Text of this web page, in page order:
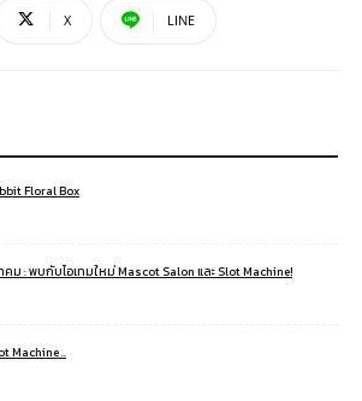
X LINE
Floral Box
าคม : พบกับไอเทมใหม่ Mascot Salon และ Slot Machine!
Machine ..